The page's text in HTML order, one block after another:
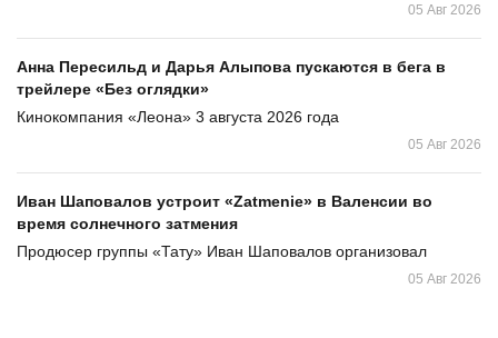
05 Авг 2026
Анна Пересильд и Дарья Алыпова пускаются в бега в
трейлере «Без оглядки»
Кинокомпания «Леона» 3 августа 2026 года
05 Авг 2026
Иван Шаповалов устроит «Zatmenie» в Валенсии во
время солнечного затмения
Продюсер группы «Тату» Иван Шаповалов организовал
05 Авг 2026